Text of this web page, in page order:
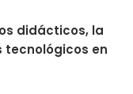
didácticos, la
tecnológicos en